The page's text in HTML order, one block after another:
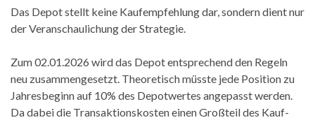
Das Depot stellt keine Kaufempfehlung dar, sondern dient nur
der Veranschaulichung der Strategie.
Zum 02.01.2026 wird das Depot entsprechend den Regeln
neu zusammengesetzt. Theoretisch müsste jede Position zu
Jahresbeginn auf 10% des Depotwertes angepasst werden.
Da dabei die Transaktionskosten einen Großteil des Kauf-